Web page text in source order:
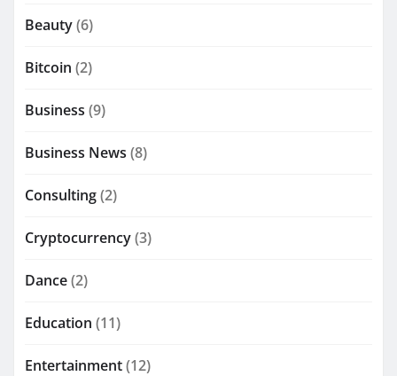
Beauty(6)
Bitcoin (2)
Business (9)
Business News (8)
Consulting(2)
Cryptocurrency(3)
Dance(2)
Education (11)
Entertainment(12)